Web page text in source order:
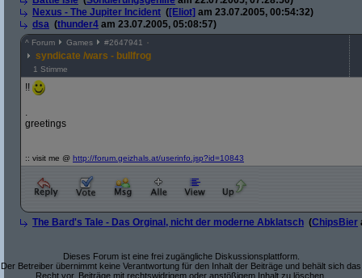
Nexus - The Jupiter Incident ([Eliot] am 23.07.2005, 00:54:32)
dsa (thunder4 am 23.07.2005, 05:08:57)
^ Forum Games #2647941
syndicate /wars - bullfrog
1 Stimme
!!
.
greetings
:: visit me @ http://forum.geizhals.at/userinfo.jsp?id=10843
The Bard's Tale - Das Orginal, nicht der moderne Abklatsch (ChipsBier
Dieses Forum ist eine frei zugängliche Diskussionsplattform.
Der Betreiber übernimmt keine Verantwortung für den Inhalt der Beiträge und behält sich das
Recht vor, Beiträge mit rechtswidrigem oder anstößigem Inhalt zu löschen.